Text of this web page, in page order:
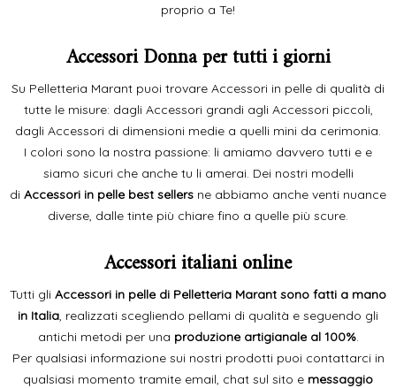
proprio a Te!
Accessori Donna per tutti i giorni
Su Pelletteria Marant puoi trovare Accessori in pelle di qualità di
tutte le misure: dagli Accessori grandi agli Accessori piccoli,
dagli Accessori di dimensioni medie a quelli mini da cerimonia.
I colori sono la nostra passione: li amiamo davvero tutti e e
siamo sicuri che anche tu li amerai. Dei nostri modelli
di Accessori in pelle best sellers ne abbiamo anche venti nuance
diverse, dalle tinte più chiare fino a quelle più scure.
Accessori italiani online
Tutti gli Accessori in pelle di Pelletteria Marant sono fatti a mano
in Italia, realizzati scegliendo pellami di qualità e seguendo gli
antichi metodi per una produzione artigianale al 100%.
Per qualsiasi informazione sui nostri prodotti puoi contattarci in
qualsiasi momento tramite email, chat sul sito e messaggio